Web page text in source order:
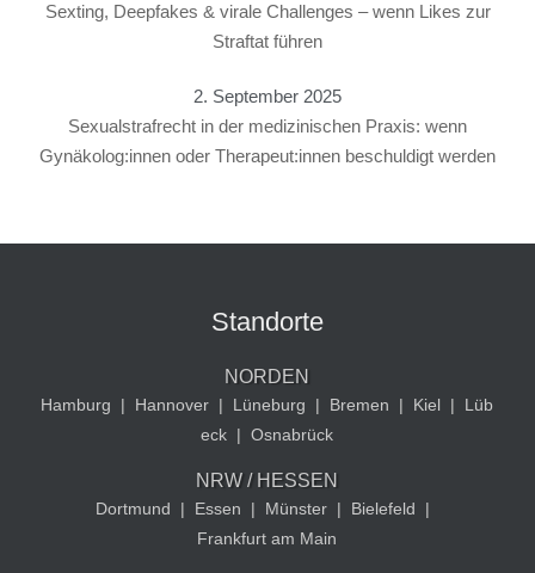
Sexting, Deepfakes & virale Challenges – wenn Likes zur
Straftat führen
2. September 2025
Sexualstrafrecht in der medizinischen Praxis: wenn
Gynäkolog:innen oder Therapeut:innen beschuldigt werden
Standorte
NORDEN
Hamburg | Hannover | Lüneburg | Bremen | Kiel |
Lüb
eck | Osnabrück
NRW / HESSEN
Dortmund | Essen | Münster | Bielefeld
|
Frankfurt am Main